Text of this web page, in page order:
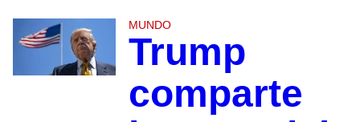
MUNDO
Trump
comparte